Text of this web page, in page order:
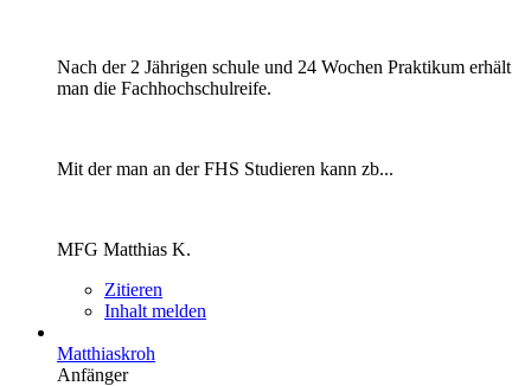
Nach der 2 Jährigen schule und 24 Wochen Praktikum erhält
man die Fachhochschulreife.
Mit der man an der FHS Studieren kann zb...
MFG Matthias K.
Zitieren
Inhalt melden
Matthiaskroh
Anfänger